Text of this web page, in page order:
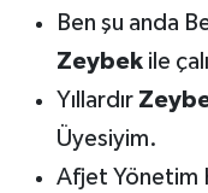
Ben şu anda
Zeybekile
Yıllardır
Üyesiyim.
Afjet Yönetim